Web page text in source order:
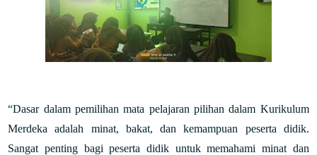
“Dasar dalam pemilihan mata pelajaran pilihan dalam Kurikulum
Merdeka adalah minat, bakat, dan kemampuan peserta didik.
Sangat penting bagi peserta didik untuk memahami minat dan